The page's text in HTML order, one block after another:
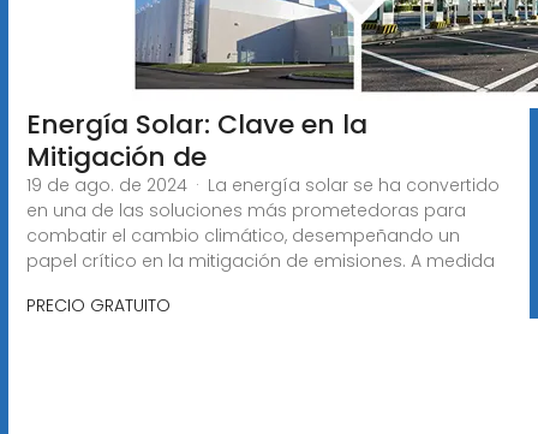
Energía Solar: Clave en la
Mitigación de
19 de ago. de 2024 · La energía solar se ha convertido
en una de las soluciones más prometedoras para
combatir el cambio climático, desempeñando un
papel crítico en la mitigación de emisiones. A medida
PRECIO GRATUITO